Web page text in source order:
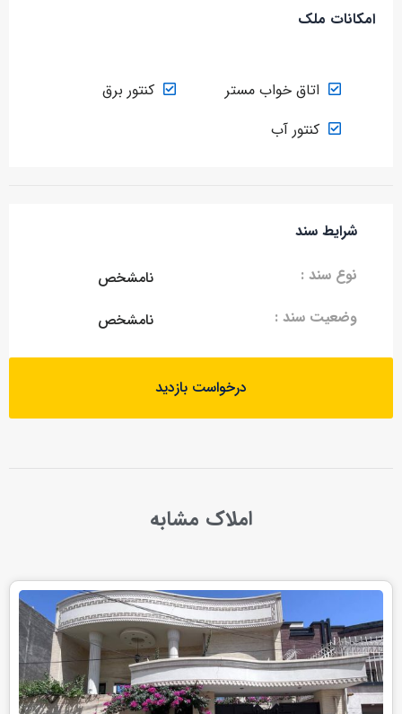
امکانات ملک
اتاق خواب مستر
کنتور برق
کنتور آب
شرایط سند
نوع سند :
نامشخص
وضعیت سند :
نامشخص
درخواست بازدید
املاک مشابه